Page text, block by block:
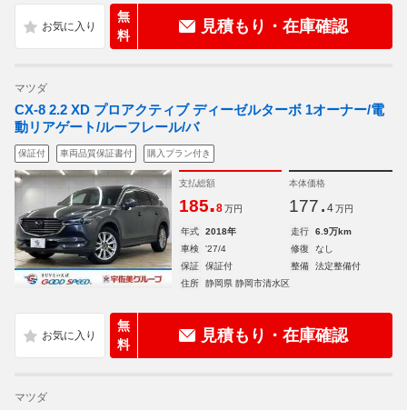
無
料
見積もり・在庫確認
マツダ
CX-8 2.2 XD プロアクティブ ディーゼルターボ 1オーナー/電
動リアゲート/ルーフレール/バ
保証付 車両品質保証書付 購入プラン付き
支払総額
185.8 万円
本体価格
177. 4 万円
年式 2018年 走行
6.9万km
車検
'27/4 修復
なし
保証
保証付 整備
法定整備付
住所
静岡県 静岡市清水区
無
料
見積もり・在庫確認
マツダ